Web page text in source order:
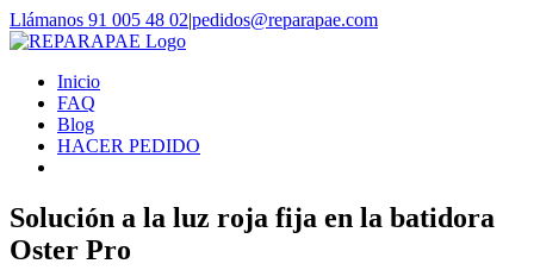
Saltar
al
Llámanos 91 005 48 02|pedidos@reparapae.com
Inicio
FAQ
Blog
HACER PEDIDO
Solución a la luz roja fija en la batidora
Oster Pro